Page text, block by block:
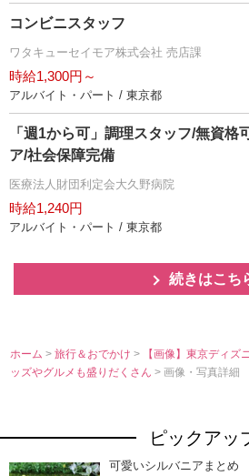
コンビニスタッフ
ワタキューセイモア株式会社 売店課
時給1,300円～
アルバイト・パート / 東京都
「週1から可」調理スタッフ/無資格
ア/社会保障完備
医療法人財団利定会大久野病院
時給1,240円
アルバイト・パート / 東京都
続きはこち
ホーム >旅行＆おでかけ>
【画像】東京ディズ
ッズやグルメも盛りだくさん> 画像・写真詳細
ピックアッ
可愛いシルバニアまとめ